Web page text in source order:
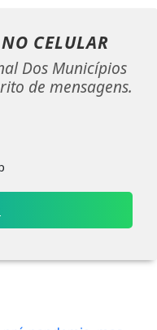
NO CELULAR
Dos Municípios
de mensagens.